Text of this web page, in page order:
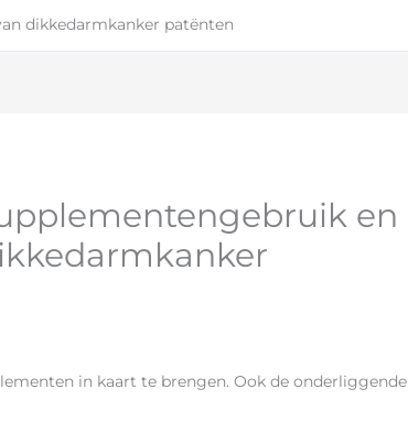
dikkedarmkanker patënten
en
in kaart te brengen. Ook de onderliggende